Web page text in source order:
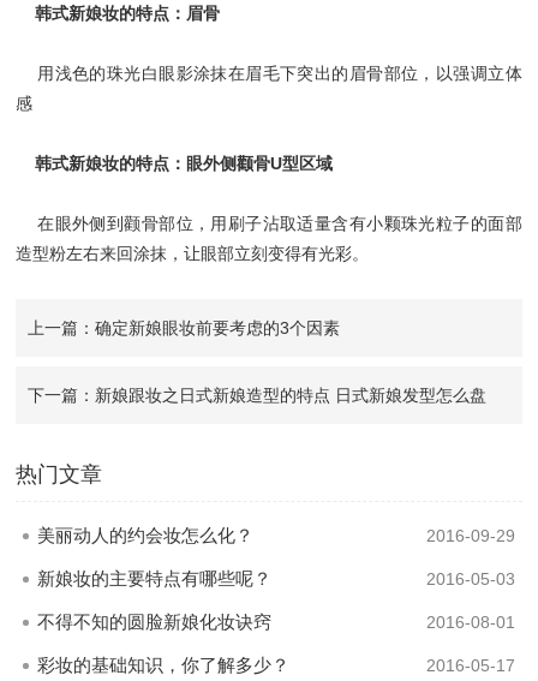
韩式新娘妆的特点：眉骨
用浅色的珠光白眼影涂抹在眉毛下突出的眉骨部位，以强调立体
感
韩式新娘妆的特点：眼外侧颧骨U型区域
在眼外侧到颧骨部位，用刷子沾取适量含有小颗珠光粒子的面部
造型粉左右来回涂抹，让眼部立刻变得有光彩。
上一篇：确定新娘眼妆前要考虑的3个因素
下一篇：新娘跟妆之日式新娘造型的特点 日式新娘发型怎么盘
热门文章
美丽动人的约会妆怎么化？ 2016-09-29
新娘妆的主要特点有哪些呢？ 2016-05-03
不得不知的圆脸新娘化妆诀窍 2016-08-01
彩妆的基础知识，你了解多少？ 2016-05-17